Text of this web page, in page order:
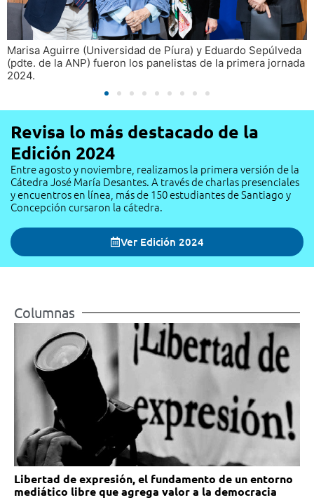
Aguirre (Universidad de Píura) y Eduardo Sepúlveda
de la ANP) fueron los panelistas de la primera jornada
El Día
la
Ver Edición 2024
Revisa lo más destacado de la
Edición 2024
Entre agosto y noviembre, realizamos la primera versión de la
Cátedra José María Desantes. A través de charlas presenciales
y encuentros en línea, más de 150 estudiantes de Santiago y
Concepción cursaron la cátedra.
Columnas
Libertad de expresión, el fundamento de un entorno
mediático libre que agrega valor a la democracia